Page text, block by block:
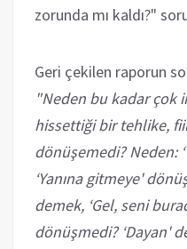
zorunda mı kaldı?"
Geri çekilen raporun
"Neden bu kadar çok
hissettiği bir tehlike,
dönüşemedi? Neden:
‘Yanına gitmeye'
demek, ‘Gel, seni
dönüşmedi? ‘Dayan'